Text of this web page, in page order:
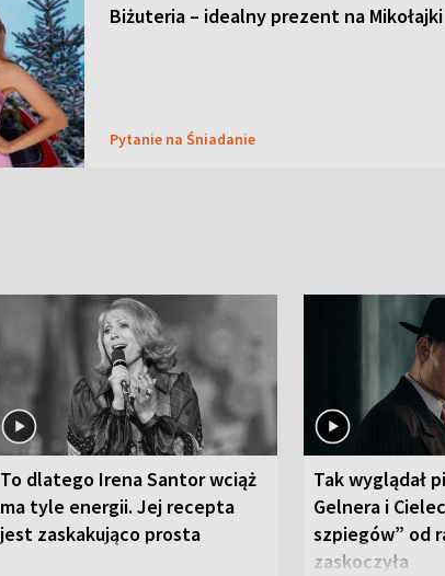
Biżuteria – idealny prezent na
Pytanie na Śniadanie
To dlatego Irena Santor wciąż
ma tyle energii. Jej recepta
jest zaskakująco prosta
Tak wyglądał
Gelnera i
szpiegów” od
zaskoczyła